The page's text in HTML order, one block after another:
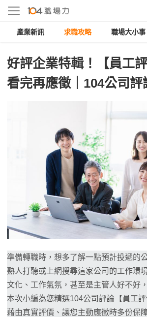
產業新訊 求職攻略 職場大小事
好評企業特輯！【員工評
看完再應徵｜104公司評
準備轉職時，想多了解一點預計投遞的
熟人打聽或上網搜尋這家公司的工作環
文化、工作氣氛，甚至是主管人好不好
本次小編為您精選104公司評論【員工評
藉由真實評價、讓您主動應徵時多份保